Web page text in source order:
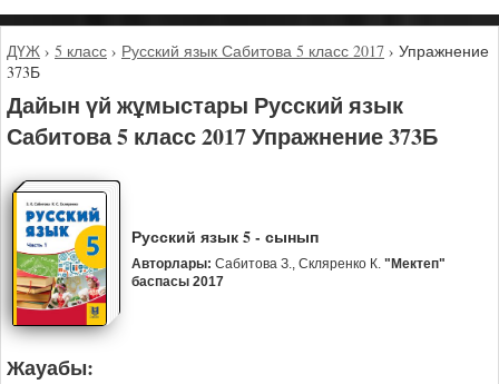
ДҮЖ › 5 класс › Русский язык Сабитова 5 класс 2017 › Упражнение
373Б
Дайын үй жұмыстары Русский язык
Сабитова 5 класс 2017 Упражнение 373Б
Русский язык 5 - сынып
Авторлары: Сабитова З., Скляренко К. "Мектеп"
баспасы 2017
Жауабы: